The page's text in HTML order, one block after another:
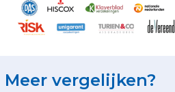
Meer vergelijken?